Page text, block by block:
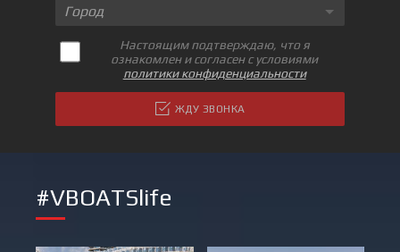
Город
Настоящим подтверждаю, что я
ознакомлен и согласен с условиями
политики конфиденциальности
ЖДУ ЗВОНКА
#VBOATSlife